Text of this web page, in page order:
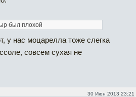
был плохой
у нас моцарелла тоже слегка
совсем сухая не
30 Июн 2013 23:21